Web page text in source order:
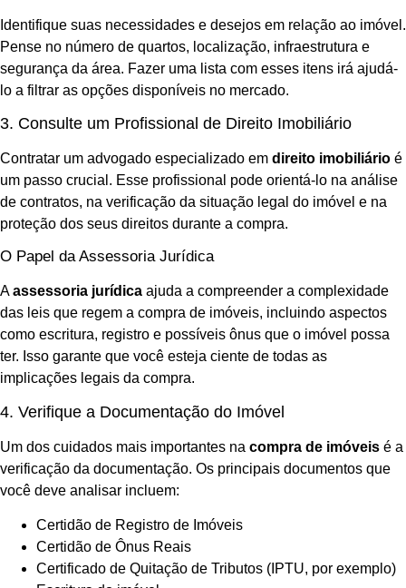
Identifique suas necessidades e desejos em relação ao imóvel.
Pense no número de quartos, localização, infraestrutura e
segurança da área. Fazer uma lista com esses itens irá ajudá-
lo a filtrar as opções disponíveis no mercado.
3. Consulte um Profissional de Direito Imobiliário
Contratar um advogado especializado em direito imobiliário é
um passo crucial. Esse profissional pode orientá-lo na análise
de contratos, na verificação da situação legal do imóvel e na
proteção dos seus direitos durante a compra.
O Papel da Assessoria Jurídica
Aassessoria jurídica ajuda a compreender a complexidade
das leis que regem a compra de imóveis, incluindo aspectos
como escritura, registro e possíveis ônus que o imóvel possa
ter. Isso garante que você esteja ciente de todas as
implicações legais da compra.
4. Verifique a Documentação do Imóvel
Um dos cuidados mais importantes na compra de imóveis é a
verificação da documentação. Os principais documentos que
você deve analisar incluem:
Certidão de Registro de Imóveis
Certidão de Ônus Reais
Certificado de Quitação de Tributos (IPTU, por exemplo)